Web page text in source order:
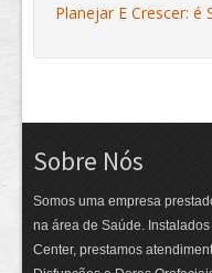
Planejar E Crescer: é
Sobre Nós
Somos uma empresa
na área de Saúde.
Center, prestamos